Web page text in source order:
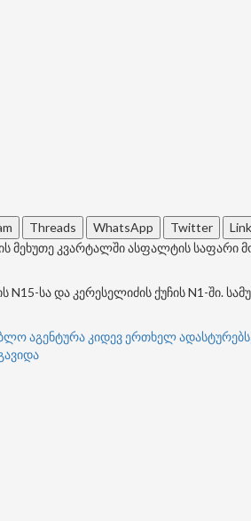
Threads WhatsApp Twitter
მეხუთე კვარტალში ასფალტის საფარი
N15-სა და კერესელიძის ქუჩის N1-ში.
აგენტურა კიდევ ერთხელ